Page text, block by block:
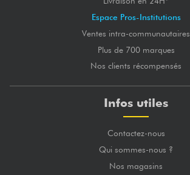
Espace Pros-Institutions
Ventes intra-communautaires
Plus de 700 marques
Nos clients récompensés
Infos utiles
Contactez-nous
Qui sommes-nous ?
Nos magasins